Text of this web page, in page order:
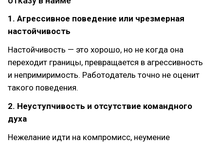
1. Агрессивное поведение или чрезмерная
настойчивость
Настойчивость — это хорошо, но не когда она
переходит границы, превращается в агрессивность
и непримиримость. Работодатель точно не оценит
такого поведения.
2. Неуступчивость и отсутствие командного
духа
Нежелание идти на компромисс, неумение